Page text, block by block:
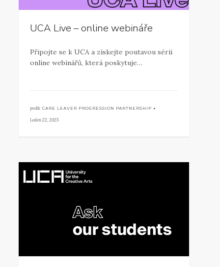
UCA Live – online webináře
Připojte se k UCA a získejte poutavou sérii
online webinářů, která poskytuje…
podle CARE LEAVER PROGRESSION PARTNERSHIP •
Leden 22, 2025